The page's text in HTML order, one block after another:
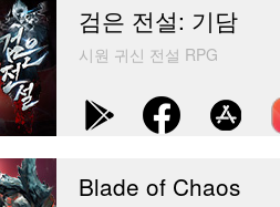
검은 전설: 기담
시원 귀신 전설 RPG
Blade of Chaos